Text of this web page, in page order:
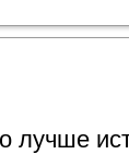
лучше